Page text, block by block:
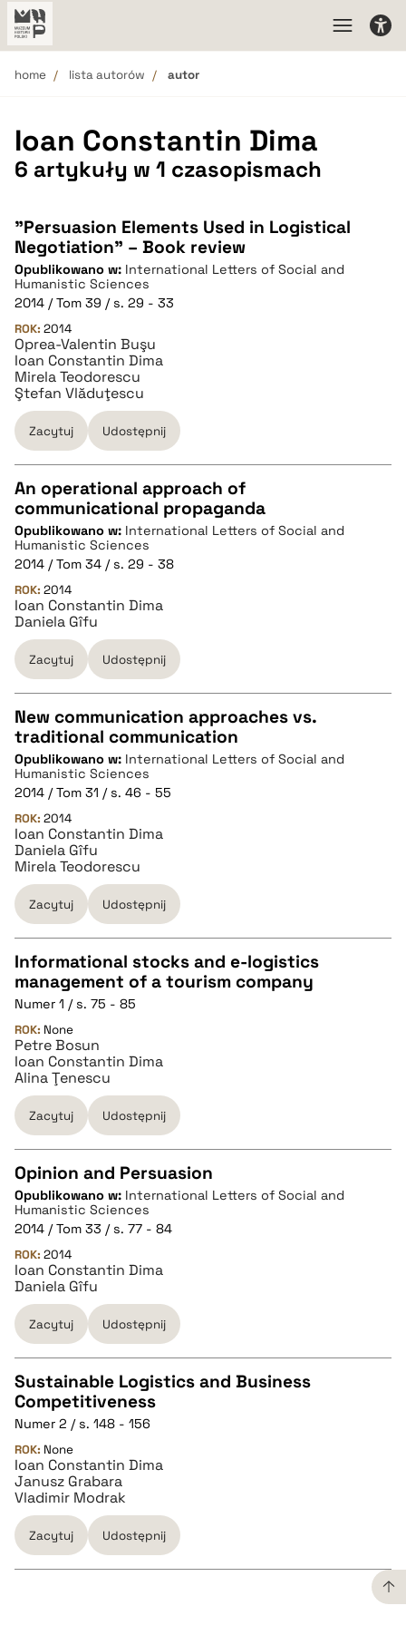
home lista autorów autor
Ioan Constantin Dima
6 artykuły w 1 czasopismach
"Persuasion Elements Used in Logistical
Negotiation” – Book review
Opublikowano w: International Letters of Social and
Humanistic Sciences
2014 / Tom 39 / s. 29 - 33
ROK: 2014
Oprea-Valentin Buşu
Ioan Constantin Dima
Mirela Teodorescu
Ştefan Vlăduţescu
Zacytuj Udostępnij
CZYSTY TEKST
pobierz cytat
BIBTEX
pobierz cytat
An operational approach of
communicational propaganda
Opublikowano w: International Letters of Social and
Humanistic Sciences
2014 / Tom 34 / s. 29 - 38
ROK: 2014
Ioan Constantin Dima
Daniela Gîfu
Zacytuj Udostępnij
CZYSTY TEKST
pobierz cytat
BIBTEX
pobierz cytat
New communication approaches vs.
traditional communication
Opublikowano w: International Letters of Social and
Humanistic Sciences
2014 / Tom 31 / s. 46 - 55
ROK: 2014
Ioan Constantin Dima
Daniela Gîfu
Mirela Teodorescu
Zacytuj Udostępnij
CZYSTY TEKST
pobierz cytat
Informational stocks and e-logistics
management of a tourism company
Numer 1 / s. 75 - 85
ROK: None
Petre Bosun
Ioan Constantin Dima
Alina Ţenescu
Zacytuj Udostępnij
CZYSTY TEKST
pobierz cytat
BIBTEX
Opinion and Persuasion
Opublikowano w: International Letters of Social and
Humanistic Sciences
2014 / Tom 33 / s. 77 - 84
ROK: 2014
Ioan Constantin Dima
Daniela Gîfu
Zacytuj Udostępnij
CZYSTY TEKST
pobierz cytat
Sustainable Logistics and Business
Competitiveness
Numer 2 / s. 148 - 156
ROK: None
Ioan Constantin Dima
Janusz Grabara
Vladimir Modrak
Zacytuj Udostępnij